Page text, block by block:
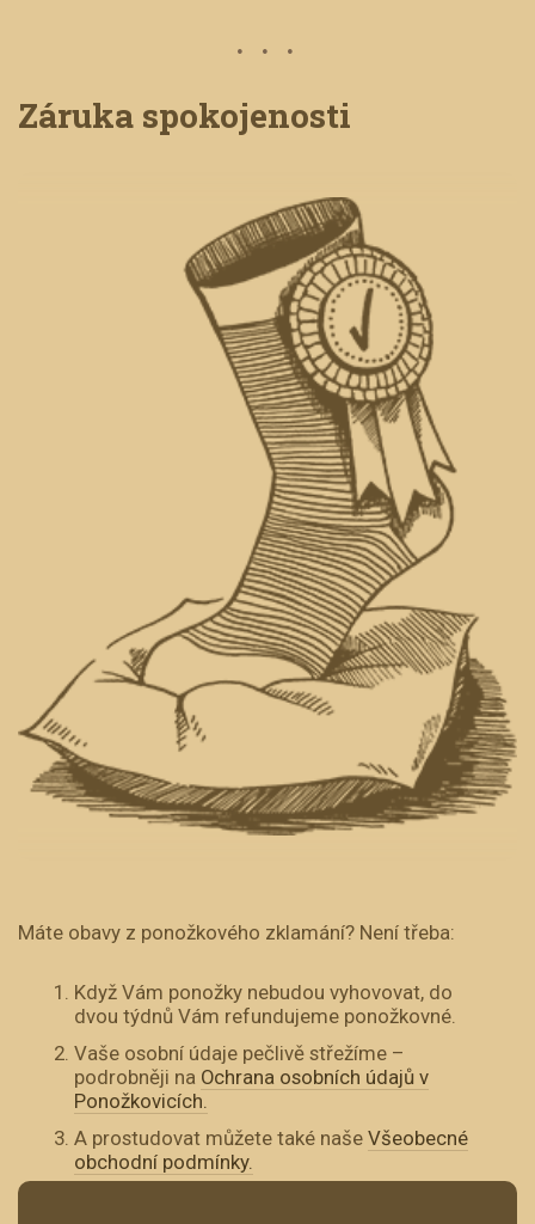
Záruka spokojenosti
Máte obavy z ponožkového zklamání? Není třeba:
Když Vám ponožky nebudou vyhovovat, do
dvou týdnů Vám refundujeme ponožkovné.
Vaše osobní údaje pečlivě střežíme –
podrobněji na Ochrana osobních údajů v
Ponožkovicích.
A prostudovat můžete také naše Všeobecné
obchodní podmínky.